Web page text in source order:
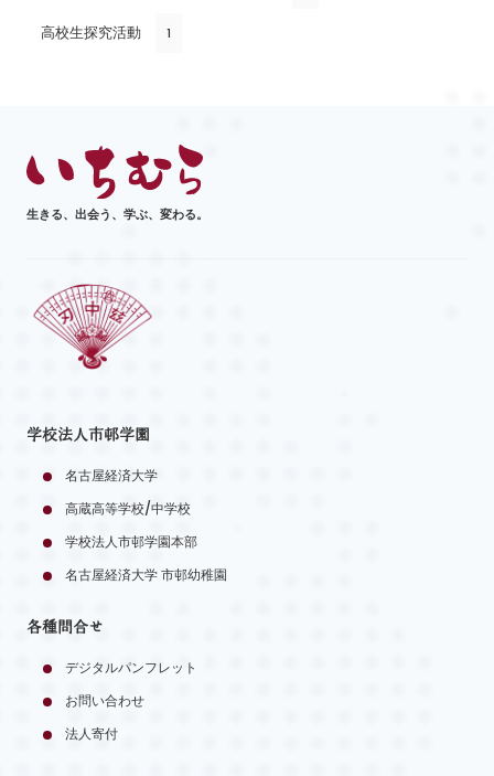
高校生探究活動 1
生きる、出会う、学ぶ、変わる。
学校法人市邨学園
名古屋経済大学
高蔵高等学校/中学校
学校法人市邨学園本部
名古屋経済大学 市邨幼稚園
各種問合せ
デジタルパンフレット
お問い合わせ
法人寄付